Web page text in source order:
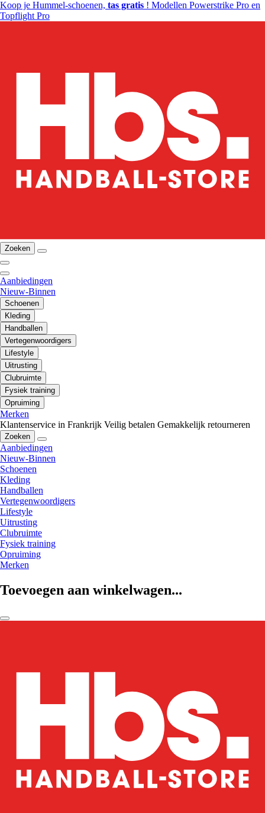
Koop je Hummel-schoenen, tas gratis ! Modellen Powerstrike Pro en
Topflight Pro
Zoeken
Aanbiedingen
Nieuw-Binnen
Schoenen
Kleding
Handballen
Vertegenwoordigers
Lifestyle
Uitrusting
Clubruimte
Fysiek training
Opruiming
Merken
Klantenservice in Frankrijk Veilig betalen Gemakkelijk retourneren
Zoeken
Aanbiedingen
Nieuw-Binnen
Schoenen
Kleding
Handballen
Vertegenwoordigers
Lifestyle
Uitrusting
Clubruimte
Fysiek training
Opruiming
Merken
Toevoegen aan winkelwagen...